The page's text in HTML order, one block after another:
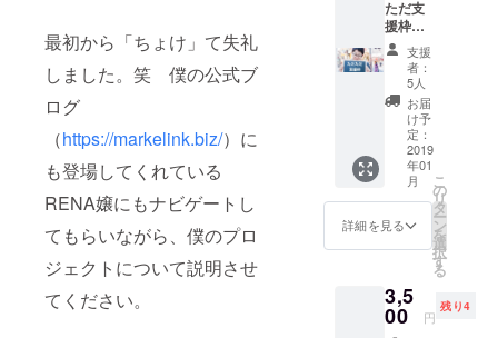
最初から「ちょけ」て失礼
しました。笑 僕の公式ブ
ログ
（https://markelink.biz/）に
も登場してくれている
RENA嬢にもナビゲートし
てもらいながら、僕のプロ
ジェクトについて説明させ
てください。
大学卒業
後、英会話
スクール業
界最大手の
企業に英会
話スクール
コンサルタ
ントとして
入社。入社1
年目ながら
異例の57教
県内営業成
績第1位、最
ただ支
援枠】
クラウ
ドファ
ンディ
ングっ
てよく
わから
ないけ
れど、
ただた
だ支援
した
い！リ
ターン
ない！
という
方向け
支援
者：
5人
お届
け予
定：
2019
年01
月
詳細を見る
こ
の
リ
タ
ー
ン
を
選
択
す
る
3,5
00 円
残り4